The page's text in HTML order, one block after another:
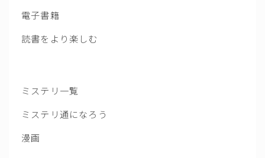
電子書籍
読書をより楽しむ
ミステリ一覧
ミステリ通になろう
漫画